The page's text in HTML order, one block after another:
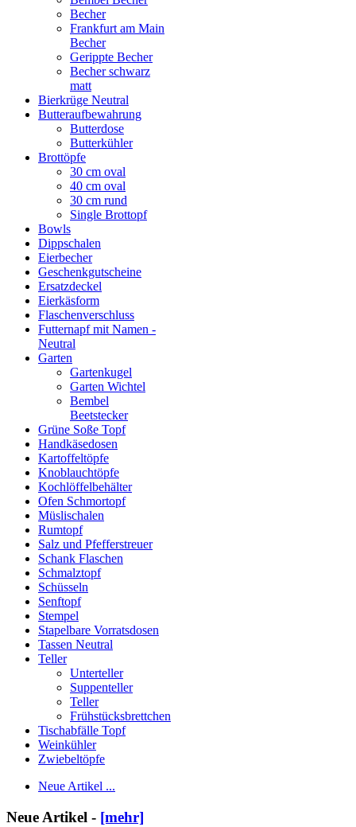
Becher
Frankfurt am Main
Becher
Gerippte Becher
Becher schwarz
matt
Bierkrüge Neutral
Butteraufbewahrung
Butterdose
Butterkühler
Brottöpfe
30 cm oval
40 cm oval
30 cm rund
Single Brottopf
Bowls
Dippschalen
Eierbecher
Geschenkgutscheine
Ersatzdeckel
Eierkäsform
Flaschenverschluss
Futternapf mit Namen -
Neutral
Garten
Gartenkugel
Garten Wichtel
Bembel
Beetstecker
Grüne Soße Topf
Handkäsedosen
Kartoffeltöpfe
Knoblauchtöpfe
Kochlöffelbehälter
Ofen Schmortopf
Müslischalen
Rumtopf
Salz und Pfefferstreuer
Schank Flaschen
Schmalztopf
Schüsseln
Senftopf
Stempel
Stapelbare Vorratsdosen
Tassen Neutral
Teller
Unterteller
Suppenteller
Teller
Frühstücksbrettchen
Tischabfälle Topf
Weinkühler
Zwiebeltöpfe
Neue Artikel ...
Neue Artikel - [mehr]